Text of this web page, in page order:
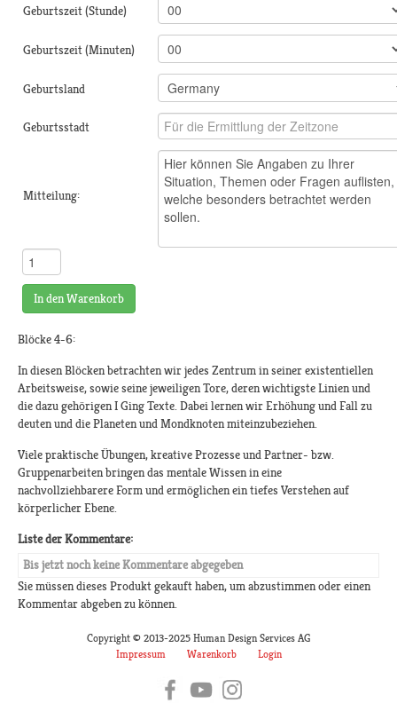
Geburtszeit (Stunde)
Geburtszeit (Minuten)
Geburtsland
Geburtsstadt
Mitteilung:
In den Warenkorb
Blöcke 4-6:
In diesen Blöcken betrachten wir jedes Zentrum in seiner existentiellen
Arbeitsweise, sowie seine jeweiligen Tore, deren wichtigste Linien und
die dazu gehörigen I Ging Texte. Dabei lernen wir Erhöhung und Fall zu
deuten und die Planeten und Mondknoten miteinzubeziehen.
Viele praktische Übungen, kreative Prozesse und Partner- bzw.
Gruppenarbeiten bringen das mentale Wissen in eine
nachvollziehbarere Form und ermöglichen ein tiefes Verstehen auf
körperlicher Ebene.
Liste der Kommentare:
Bis jetzt noch keine Kommentare abgegeben
Sie müssen dieses Produkt gekauft haben, um abzustimmen oder einen
Kommentar abgeben zu können.
Copyright © 2013-2025 Human Design Services AG
Impressum
Warenkorb Login